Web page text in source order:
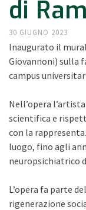
di
30 GIUGNO 2023
Inaugurato il
Giovannoni) sulla
campus
Nell’opera
scientifica e
con la
luogo, fino agli
neuropsichiatrico
L’opera fa parte
rigenerazione